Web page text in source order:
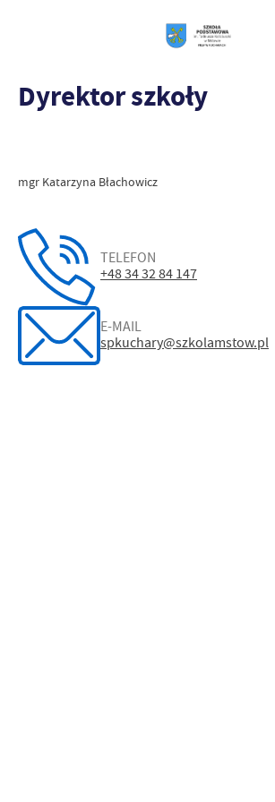
Dyrektor szkoły
mgr Katarzyna Błachowicz
TELEFON
+48 34 32 84 147
E-MAIL
spkuchary@szkolamstow.pl